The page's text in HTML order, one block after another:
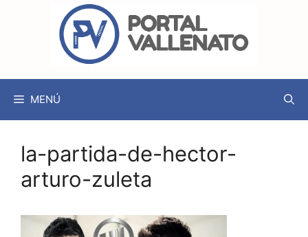
MENÚ
la-partida-de-hector-
arturo-zuleta